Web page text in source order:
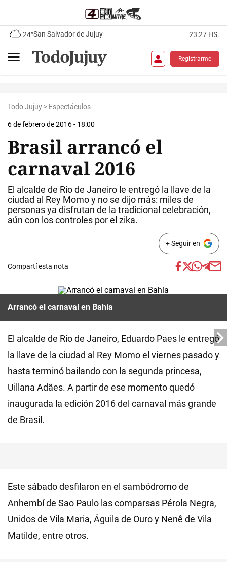
24°San Salvador de Jujuy 23:27 HS.
Registrarme
Todo Jujuy > Espectáculos
6 de febrero de 2016 - 18:00
Brasil arrancó el
carnaval 2016
El alcalde de Río de Janeiro le entregó la llave de la
ciudad al Rey Momo y no se dijo más: miles de
personas ya disfrutan de la tradicional celebración,
aún con los controles por el zika.
+ Seguir en
Compartí esta nota
Arrancó el carnaval en Bahía
El alcalde de Río de Janeiro, Eduardo Paes le entregó
la llave de la ciudad al Rey Momo el viernes pasado y
hasta terminó bailando con la segunda princesa,
Uillana Adães. A partir de ese momento quedó
inaugurada la edición 2016 del carnaval más grande
de Brasil.
Este sábado desfilaron en el sambódromo de
Anhembí de Sao Paulo las comparsas Pérola Negra,
Unidos de Vila Maria, Águila de Ouro y Nenê de Vila
Matilde, entre otros.